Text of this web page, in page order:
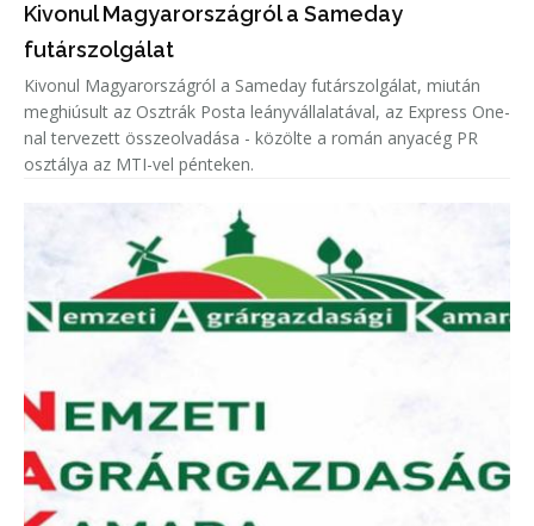
Kivonul Magyarországról a Sameday
futárszolgálat
Kivonul Magyarországról a Sameday futárszolgálat, miután
meghiúsult az Osztrák Posta leányvállalatával, az Express One-
nal tervezett összeolvadása - közölte a román anyacég PR
osztálya az MTI-vel pénteken.